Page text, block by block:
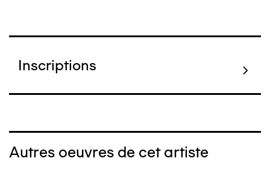
Inscriptions
Autres oeuvres de cet artiste